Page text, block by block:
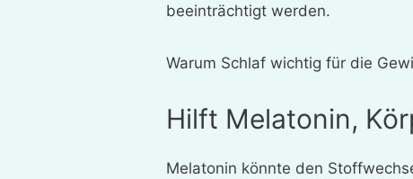
beeinträchtigt werden.
Warum Schlaf wichtig für die
Hilft Melatonin,
Melatonin könnte den